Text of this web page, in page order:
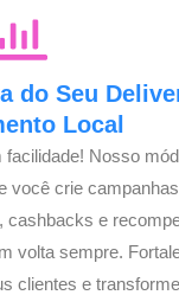
do Seu
Local
Nosso
você crie
cashbacks e
volta sempre.
clientes e